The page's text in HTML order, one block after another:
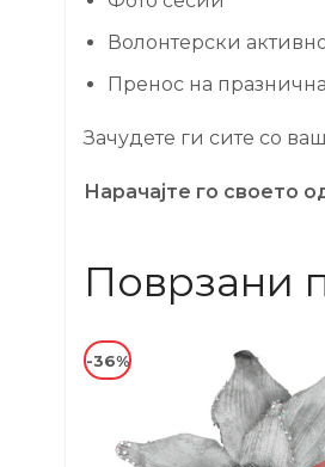
Волонтерски
Пренос на
Зачудете ги сите со
Нарачајте го своето
Поврзани
-36%